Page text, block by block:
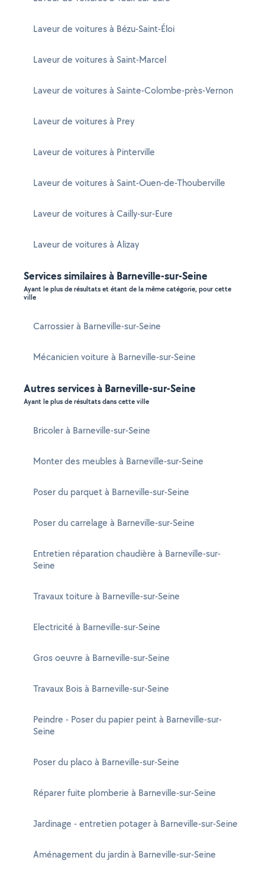
Laveur de voitures à Bézu-Saint-Éloi
Laveur de voitures à Saint-Marcel
Laveur de voitures à Sainte-Colombe-près-Vernon
Laveur de voitures à Prey
Laveur de voitures à Pinterville
Laveur de voitures à Saint-Ouen-de-Thouberville
Laveur de voitures à Cailly-sur-Eure
Laveur de voitures à Alizay
Services similaires à Barneville-sur-Seine
Ayant le plus de résultats et étant de la même catégorie, pour cette
ville
Carrossier à Barneville-sur-Seine
Mécanicien voiture à Barneville-sur-Seine
Autres services à Barneville-sur-Seine
Ayant le plus de résultats dans cette ville
Bricoler à Barneville-sur-Seine
Monter des meubles à Barneville-sur-Seine
Poser du parquet à Barneville-sur-Seine
Poser du carrelage à Barneville-sur-Seine
Entretien réparation chaudière à Barneville-sur-
Seine
Travaux toiture à Barneville-sur-Seine
Electricité à Barneville-sur-Seine
Gros oeuvre à Barneville-sur-Seine
Travaux Bois à Barneville-sur-Seine
Peindre - Poser du papier peint à Barneville-sur-
Seine
Poser du placo à Barneville-sur-Seine
Réparer fuite plomberie à Barneville-sur-Seine
Jardinage - entretien potager à Barneville-sur-Seine
Aménagement du jardin à Barneville-sur-Seine